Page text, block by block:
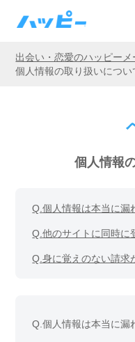
出会い・恋愛のハッピー
個人情報の取り扱いについ
個人情報
Q.個人情報は本当に漏
Q.他のサイトに同時に
Q.身に覚えのない請求
Q.個人情報は本当に漏